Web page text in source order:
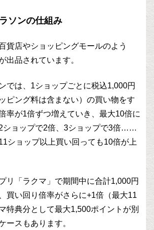
ソンの仕組み
貨店やショッピングモールのよう
出品されています。
では、1ショップごとに税込1,000円
ピング料は含まない）の買い物をす
率が1倍ずつ増えていき、最大10倍に
ショップで2倍、3ショップで3倍……
ショップ以上買い回っても10倍が上
リ「ラクマ」で期間中に合計1,000円
買い回り倍率がさらに+1倍（最大11
特典分として最大1,500ポイントが別
ースもあります。